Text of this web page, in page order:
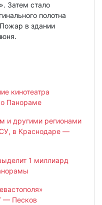
Затем стало
полотна
в здании
кинотеатра
Панораме
и другими регионами
в Краснодаре —
1 миллиард
— Песков